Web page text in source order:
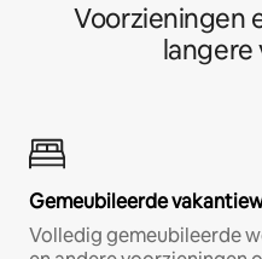
Voorzieningen
Gemeubileerde
Volledig gemeubileerde